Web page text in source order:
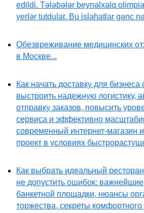
edildi. Tələbələr beynəlxalq
yerlər tutdular. Bu islahatlar gənc
Обезвреживание медицинских
в Москве...
Как начать доставку для
выстроить надежную логистику,
отправку заказов, повысить
сервиса и эффективно
современный интернет-магазин
проект в условиях
Как выбрать идеальный
не допустить ошибок:
банкетной площадки, нюансы
торжества, секреты комфортного